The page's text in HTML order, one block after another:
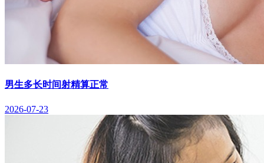
男生多长时间射精算正常
2026-07-23